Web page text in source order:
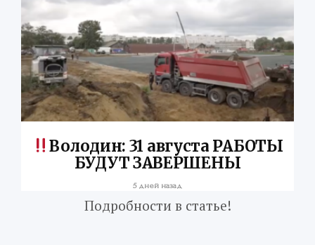
Володин: 31 августа РАБОТЫ
БУДУТ ЗАВЕРШЕНЫ
5 дней назад
Подробности в статье!